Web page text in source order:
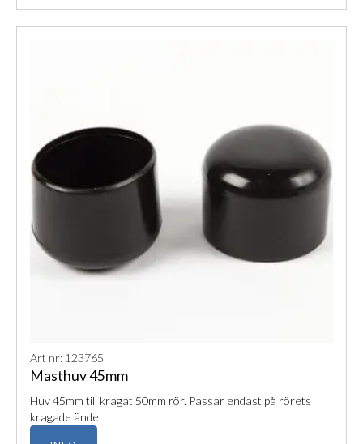
Art nr: 123765
Masthuv 45mm
Huv 45mm till kragat 50mm rör. Passar endast på rörets
kragade ände.